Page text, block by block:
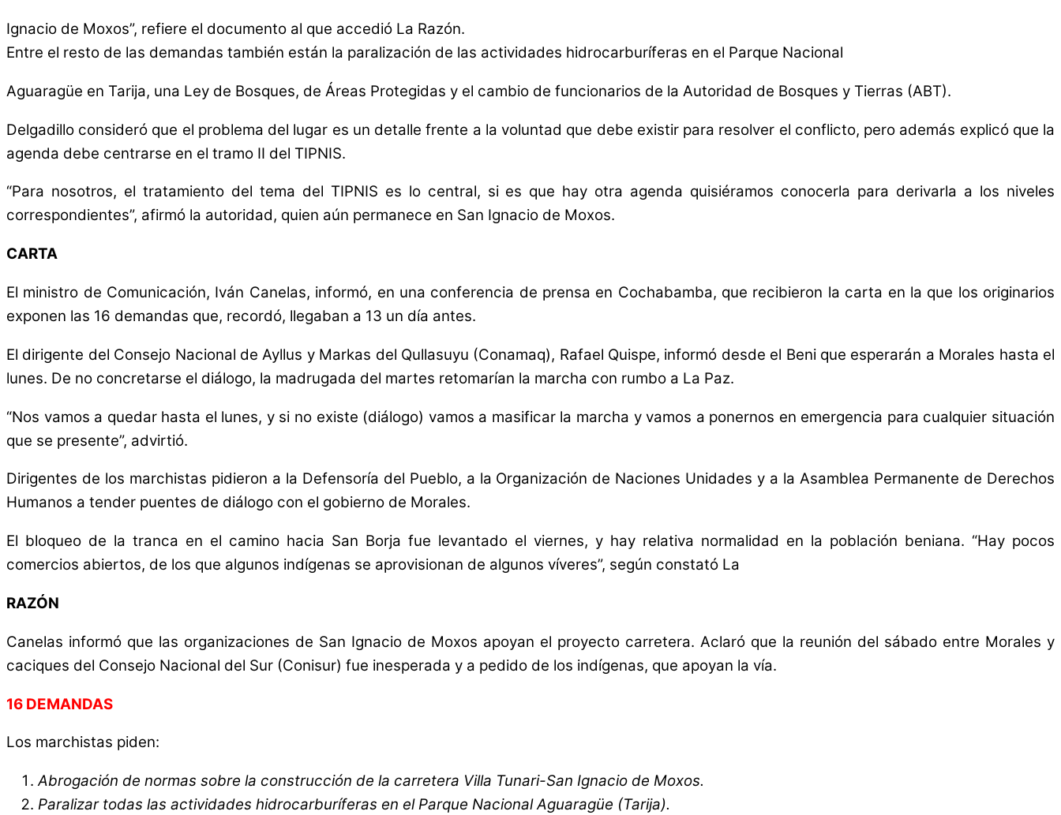
Ignacio de Moxos”, refiere el documento al que accedió La Razón.
Entre el resto de las demandas también están la paralización de las actividades hidrocarburíferas en el Parque Nacional
Aguaragüe en Tarija, una Ley de Bosques, de Áreas Protegidas y el cambio de funcionarios de la Autoridad de Bosques y Tierras (ABT).
Delgadillo consideró que el problema del lugar es un detalle frente a la voluntad que debe existir para resolver el conflicto, pero además explicó que la
agenda debe centrarse en el tramo II del TIPNIS.
“Para nosotros, el tratamiento del tema del TIPNIS es lo central, si es que hay otra agenda quisiéramos conocerla para derivarla a los niveles
correspondientes”, afirmó la autoridad, quien aún permanece en San Ignacio de Moxos.
CARTA
El ministro de Comunicación, Iván Canelas, informó, en una conferencia de prensa en Cochabamba, que recibieron la carta en la que los originarios
exponen las 16 demandas que, recordó, llegaban a 13 un día antes.
El dirigente del Consejo Nacional de Ayllus y Markas del Qullasuyu (Conamaq), Rafael Quispe, informó desde el Beni que esperarán a Morales hasta el
lunes. De no concretarse el diálogo, la madrugada del martes retomarían la marcha con rumbo a La Paz.
“Nos vamos a quedar hasta el lunes, y si no existe (diálogo) vamos a masificar la marcha y vamos a ponernos en emergencia para cualquier situación
que se presente”, advirtió.
Dirigentes de los marchistas pidieron a la Defensoría del Pueblo, a la Organización de Naciones Unidades y a la Asamblea Permanente de Derechos
Humanos a tender puentes de diálogo con el gobierno de Morales.
El bloqueo de la tranca en el camino hacia San Borja fue levantado el viernes, y hay relativa normalidad en la población beniana. “Hay pocos
comercios abiertos, de los que algunos indígenas se aprovisionan de algunos víveres”, según constató La
RAZÓN
Canelas informó que las organizaciones de San Ignacio de Moxos apoyan el proyecto carretera. Aclaró que la reunión del sábado entre Morales y
caciques del Consejo Nacional del Sur (Conisur) fue inesperada y a pedido de los indígenas, que apoyan la vía.
16 DEMANDAS
Los marchistas piden:
Abrogación de normas sobre la construcción de la carretera Villa Tunari-San Ignacio de Moxos.
Paralizar todas las actividades hidrocarburíferas en el Parque Nacional Aguaragüe (Tarija).